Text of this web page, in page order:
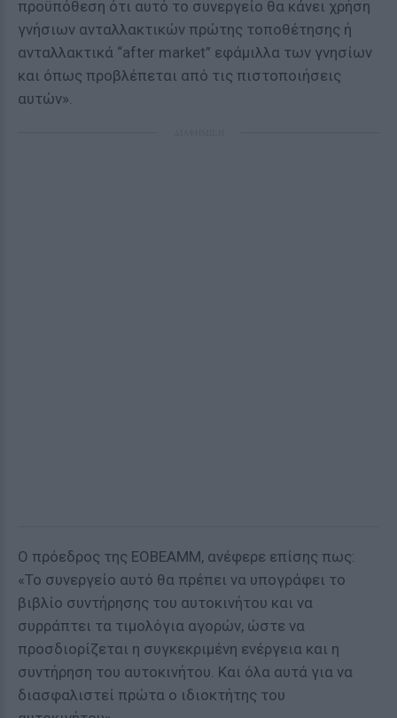
προϋπόθεση ότι αυτό το συνεργείο θα κάνει χρήση
γνήσιων ανταλλακτικών πρώτης τοποθέτησης ή
ανταλλακτικά “after market” εφάμιλλα των γνησίων
και όπως προβλέπεται από τις πιστοποιήσεις
αυτών».
Ο πρόεδρος της ΕΟΒΕΑΜΜ, ανέφερε επίσης πως:
«Το συνεργείο αυτό θα πρέπει να υπογράφει το
βιβλίο συντήρησης του αυτοκινήτου και να
συρράπτει τα τιμολόγια αγορών, ώστε να
προσδιορίζεται η συγκεκριμένη ενέργεια και η
συντήρηση του αυτοκινήτου. Και όλα αυτά για να
διασφαλιστεί πρώτα ο ιδιοκτήτης του